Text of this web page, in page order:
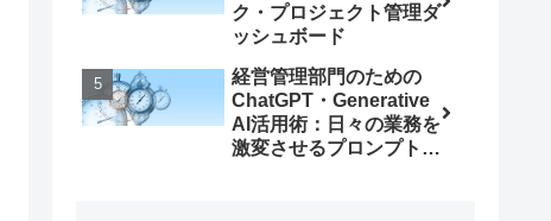
ク・プロジェクト管理ダ
ッシュボード
経営管理部門のための
ChatGPT・Generative
AI活用術：日々の業務を
激変させるプロンプト5